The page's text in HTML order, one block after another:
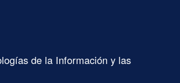
de la Información y las